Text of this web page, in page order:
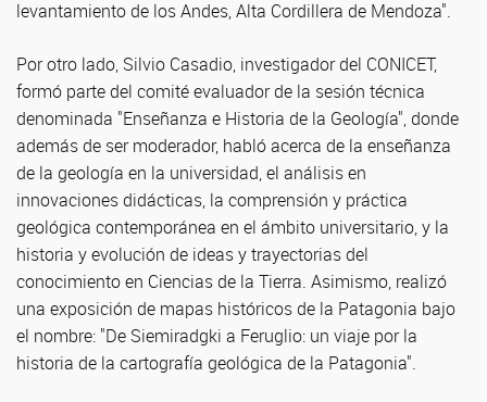
levantamiento de los Andes, Alta Cordillera de Mendoza".
Por otro lado, Silvio Casadio, investigador del CONICET,
formó parte del comité evaluador de la sesión técnica
denominada "Enseñanza e Historia de la Geología", donde
además de ser moderador, habló acerca de la enseñanza
de la geología en la universidad, el análisis en
innovaciones didácticas, la comprensión y práctica
geológica contemporánea en el ámbito universitario, y la
historia y evolución de ideas y trayectorias del
conocimiento en Ciencias de la Tierra. Asimismo, realizó
una exposición de mapas históricos de la Patagonia bajo
el nombre: "De Siemiradgki a Feruglio: un viaje por la
historia de la cartografía geológica de la Patagonia".